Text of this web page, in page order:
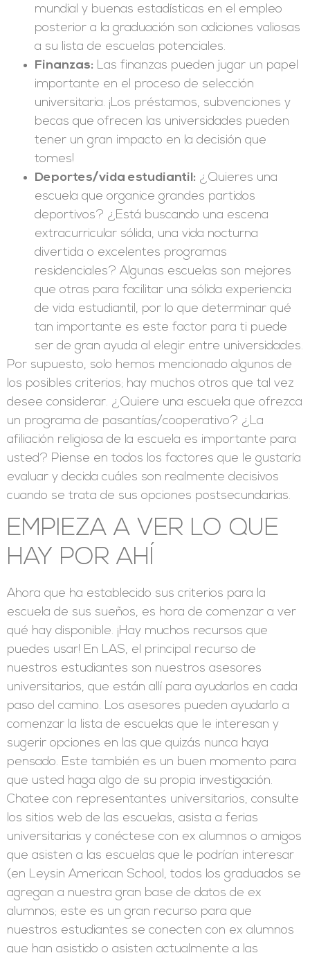
mundial y buenas estadísticas en el empleo
posterior a la graduación son adiciones valiosas
a su lista de escuelas potenciales.
Finanzas: Las finanzas pueden jugar un papel
importante en el proceso de selección
universitaria. ¡Los préstamos, subvenciones y
becas que ofrecen las universidades pueden
tener un gran impacto en la decisión que
tomes!
Deportes/vida estudiantil: ¿Quieres una
escuela que organice grandes partidos
deportivos? ¿Está buscando una escena
extracurricular sólida, una vida nocturna
divertida o excelentes programas
residenciales? Algunas escuelas son mejores
que otras para facilitar una sólida experiencia
de vida estudiantil, por lo que determinar qué
tan importante es este factor para ti puede
ser de gran ayuda al elegir entre universidades.
Por supuesto, solo hemos mencionado algunos de
los posibles criterios; hay muchos otros que tal vez
desee considerar. ¿Quiere una escuela que ofrezca
un programa de pasantías/cooperativo? ¿La
afiliación religiosa de la escuela es importante para
usted? Piense en todos los factores que le gustaría
evaluar y decida cuáles son realmente decisivos
cuando se trata de sus opciones postsecundarias.
EMPIEZA A VER LO QUE
HAY POR AHÍ
Ahora que ha establecido sus criterios para la
escuela de sus sueños, es hora de comenzar a ver
qué hay disponible. ¡Hay muchos recursos que
puedes usar! En LAS, el principal recurso de
nuestros estudiantes son nuestros asesores
universitarios, que están allí para ayudarlos en cada
paso del camino. Los asesores pueden ayudarlo a
comenzar la lista de escuelas que le interesan y
sugerir opciones en las que quizás nunca haya
pensado. Este también es un buen momento para
que usted haga algo de su propia investigación.
Chatee con representantes universitarios, consulte
los sitios web de las escuelas, asista a ferias
universitarias y conéctese con ex alumnos o amigos
que asisten a las escuelas que le podrían interesar
(en Leysin American School, todos los graduados se
agregan a nuestra gran base de datos de ex
alumnos; este es un gran recurso para que
nuestros estudiantes se conecten con ex alumnos
que han asistido o asisten actualmente a las